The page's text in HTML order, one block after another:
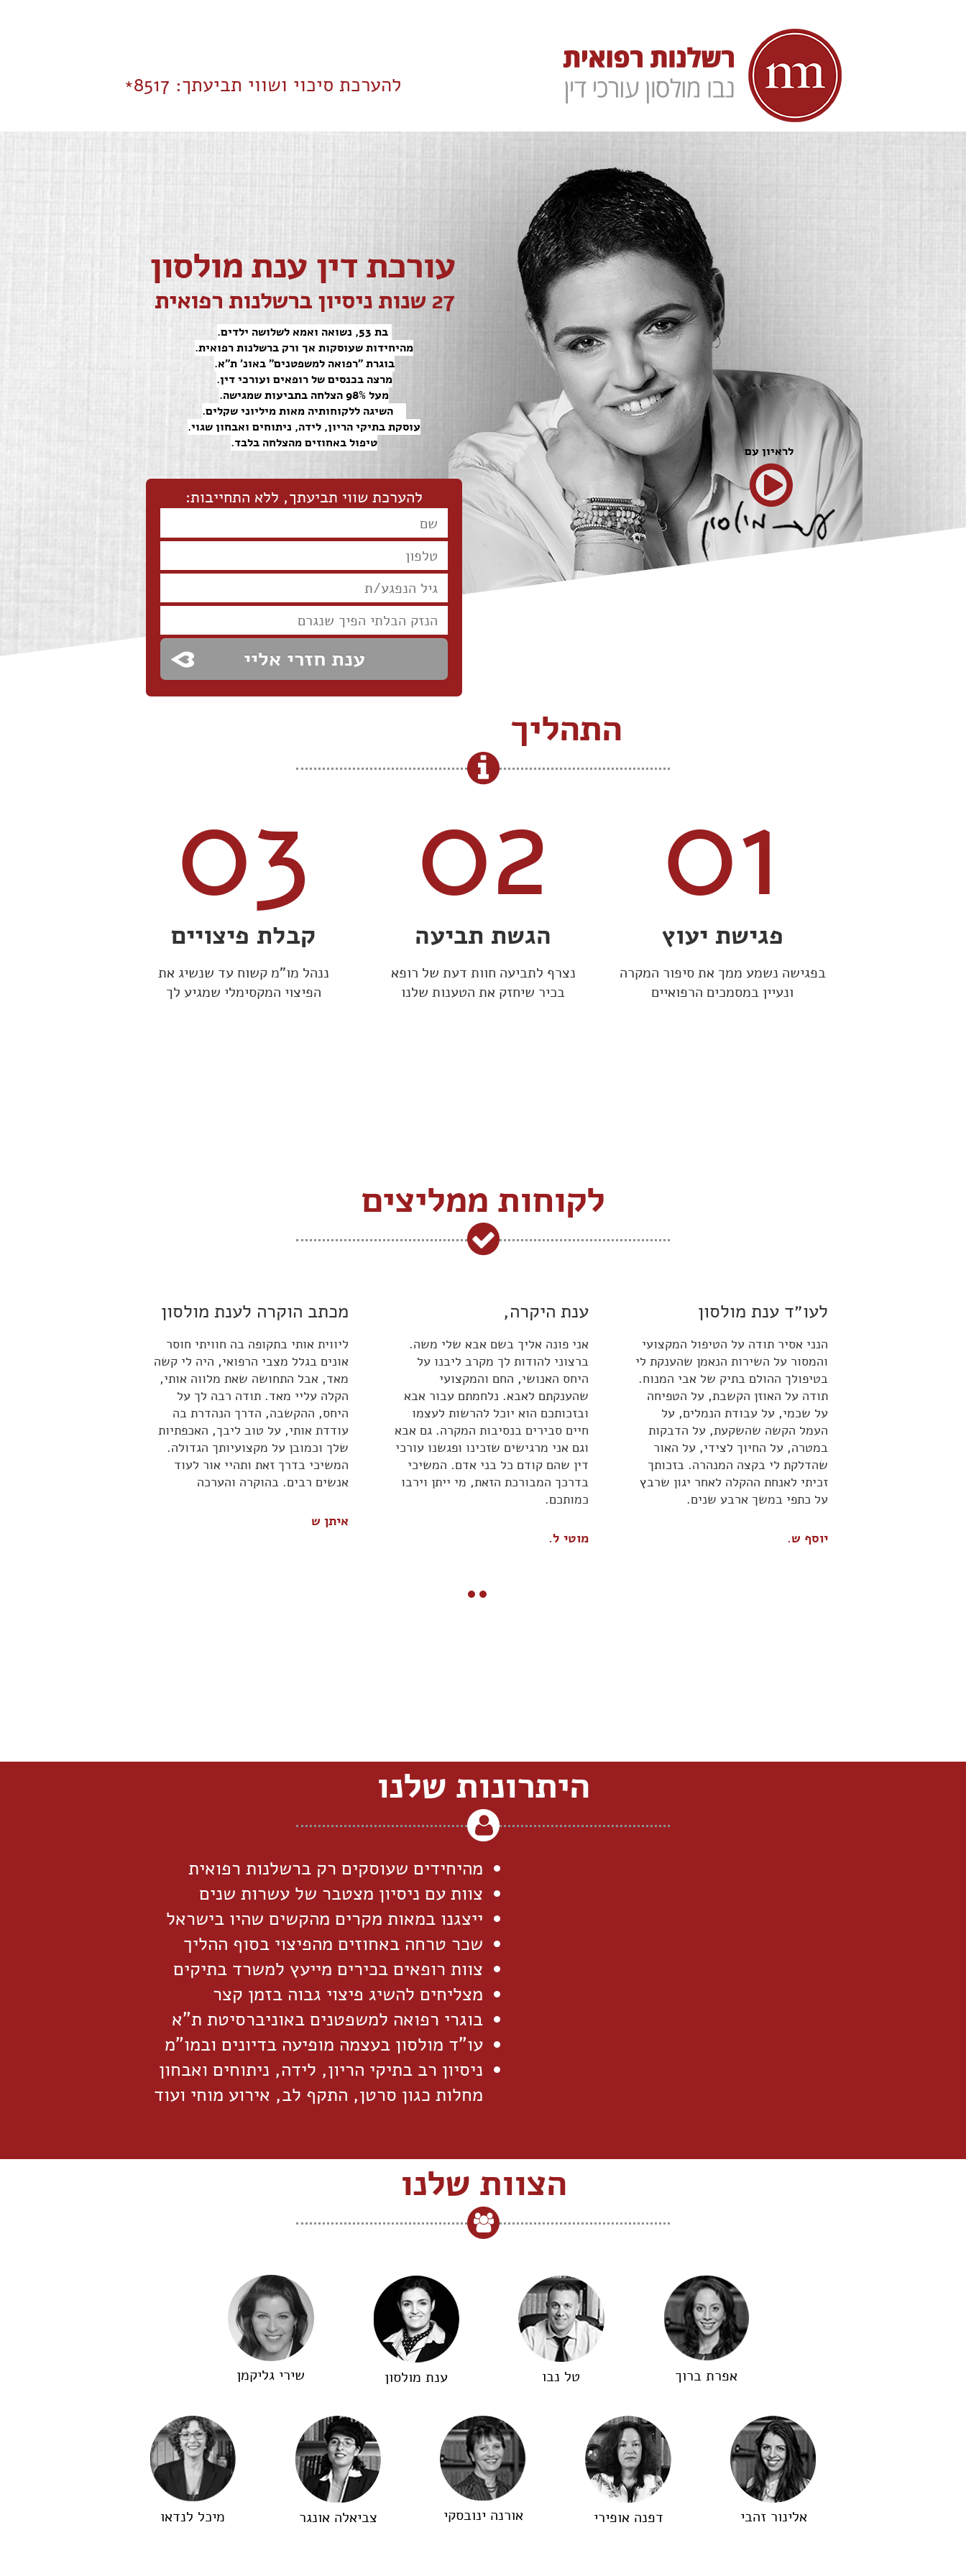
להערכת סיכוי ושווי תביעתך: 8517
*
עורכת דין ענת מולסון
27 שנות ניסיון ברשלנות רפואית
בת 53, נשואה ואמא לשלושה ילדים.
מהיחידות שעוסקות אך ורק ברשלנות רפואית.
בוגרת "רפואה למשפטנים" באונ' ת"א.
מרצה בכנסים של רופאים ועורכי דין.
מעל 98% הצלחה בתביעות שמגישה.
השיגה ללקוחותיה מאות מיליוני שקלים.
עוסקת בתיקי הריון, לידה, ניתוחים ואבחון שגוי.
טיפול באחוזים מהצלחה בלבד.
להערכת שווי תביעתך, ללא התחייבות:
לראיון עם
התהליך
01
פגישת יעוץ
בפגישה נשמע ממך את סיפור המקרה
ונעיין במסמכים הרפואיים
02
הגשת תביעה
נצרף לתביעה חוות דעת של רופא
בכיר שיחזק את הטענות שלנו
03
קבלת פיצויים
ננהל מו"מ קשוח עד שנשיג את
הפיצוי המקסימלי שמגיע לך
לקוחות ממליצים
לעו״ד ענת מולסון
הנני אסיר תודה על הטיפול המקצועי
והמסור על השירות הנאמן שהענקת לי
בטיפולך ההולם בתיק של אבי המנוח.
תודה על האוזן הקשבת, על הטפיחה
על שכמי, על עבודת הנמלים, על
העמל הקשה שהשקעת, על הדבקות
במטרה, על החיוך לצידי, על האור
שהדלקת לי בקצה המנהרה. בזכותך
זכיתי לאנחת ההקלה לאחר יגון שרבץ
על כתפי במשך ארבע שנים.
יוסף ש.
ענת היקרה,
אני פונה אליך בשם אבא שלי משה.
ברצוני להודות לך מקרב ליבנו על
היחס האנושי, החם והמקצועי
שהענקתם לאבא. נלחמתם עבור אבא
ובזכותכם הוא יוכל להרשות לעצמו
חיים סבירים בנסיבות המקרה. גם אבא
וגם אני מרגישים שזכינו ופגשנו עורכי
דין שהם קודם כל בני אדם. המשיכי
בדרכך המבורכת הזאת, מי ייתן וירבו
כמותכם.
מוטי ל.
מכתב הוקרה לענת מולסון
ליווית אותי בתקופה בה חוויתי חוסר
אונים בגלל מצבי הרפואי, היה לי קשה
מאד, אבל התחושה שאת מלווה אותי,
הקלה עליי מאד. תודה רבה לך על
היחס, ההקשבה, הדרך הנהדרת בה
עודדת אותי, על טוב ליבך, האכפתיות
שלך וכמובן על מקצועיותך הגדולה.
המשיכי בדרך זאת ותהיי אור לעוד
אנשים רבים. בהוקרה והערכה
איתן ש
היתרונות שלנו
מהיחידים שעוסקים רק ברשלנות רפואית
צוות עם ניסיון מצטבר של עשרות שנים
ייצגנו במאות מקרים מהקשים שהיו בישראל
שכר טרחה באחוזים מהפיצוי בסוף ההליך
צוות רופאים בכירים מייעץ למשרד בתיקים
מצליחים להשיג פיצוי גבוה בזמן קצר
בוגרי רפואה למשפטנים באוניברסיטת ת"א
עו"ד מולסון בעצמה מופיעה בדיונים ובמו"מ
ניסיון רב בתיקי הריון, לידה, ניתוחים ואבחון
מחלות כגון סרטן, התקף לב, אירוע מוחי ועוד
הצוות שלנו
אפרת ברוך טל נבו ענת מולסון שירי גליקמן
אלינור זהבי דפנה אופירי אורנה ינובסקי צביאלה אונגר מיכל לנדאו